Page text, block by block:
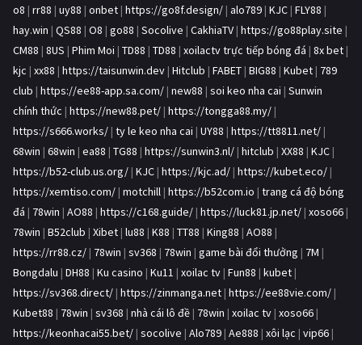
o8 | rr88 | uy88 | onbet | https://go8f.design/ | alo789 | KJC | FLY88 |
hay.win | QS88 | O8 | go88 | Socolive | CakhiaTV | https://go88play.site |
CM88 | 8US | Phim Moi | TD88 | TD88 | xoilactv trực tiếp bóng đá | 8x bet |
kjc | xx88 | https://taisunwin.dev | Hitclub | FABET | BIG88 | Kubet | 789
club | https://ee88-app.sa.com/ | new88 | soi keo nha cai | Sunwin
chính thức | https://new88.pet/ | https://tongga88.my/ |
https://s666.works/ | ty le keo nha cai | UY88 | https://tt8811.net/ |
68win | 68win | ea88 | TG88 | https://sunwin3.nl/ | hitclub | XX88 | KJC |
https://b52-club.us.org/ | KJC | https://kjc.ad/ | https://kubet.eco/ |
https://xemtiso.com/ | motchill | https://b52com.io | trang cá độ bóng
đá | 78win | AO88 | https://c168.guide/ | https://luck81.jp.net/ | xoso66 |
78win | B52club | Xibet | lu88 | K88 | TT88 | King88 | AO88 |
https://rr88.cz/ | 78win | sv368 | 78win | game bài đổi thưởng | 7M |
Bongdalu | DH88 | Ku casino | Ku11 | xoilac tv | Fun88 | kubet |
https://sv368.direct/ | https://zinmanga.net | https://ee88vie.com/ |
Kubet88 | 78win | sv368 | nhà cái lô đề | 78win | xoilac tv | xoso66 |
https://keonhacai55.bet/ | socolive | Alo789 | Ae888 | xôi lạc | vip66 |